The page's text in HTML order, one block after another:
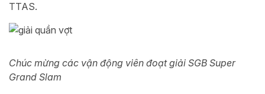
TTAS.
Chúc mừng các vận động viên đoạt giải SGB Super
Grand Slam